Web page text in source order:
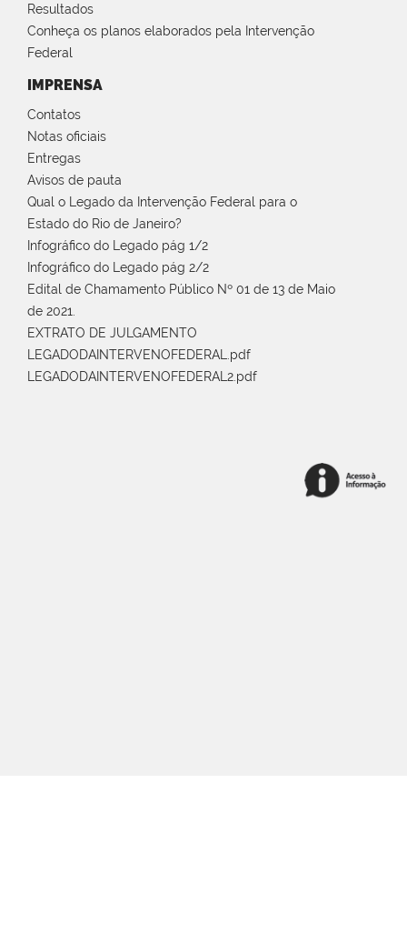
Resultados
Conheça os planos elaborados pela Intervenção
Federal
IMPRENSA
Contatos
Notas oficiais
Entregas
Avisos de pauta
Qual o Legado da Intervenção Federal para o
Estado do Rio de Janeiro?
Infográfico do Legado pág 1/2
Infográfico do Legado pág 2/2
Edital de Chamamento Público Nº 01 de 13 de Maio
de 2021.
EXTRATO DE JULGAMENTO
LEGADODAINTERVENOFEDERAL.pdf
LEGADODAINTERVENOFEDERAL2.pdf